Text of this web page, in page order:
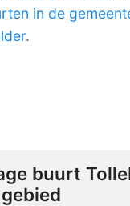
in de
.
buurt